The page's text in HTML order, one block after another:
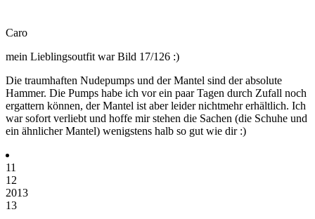
Caro
mein Lieblingsoutfit war Bild 17/126 :)
Die traumhaften Nudepumps und der Mantel sind der absolute
Hammer. Die Pumps habe ich vor ein paar Tagen durch Zufall noch
ergattern können, der Mantel ist aber leider nichtmehr erhältlich. Ich
war sofort verliebt und hoffe mir stehen die Sachen (die Schuhe und
ein ähnlicher Mantel) wenigstens halb so gut wie dir :)
11
12
2013
13